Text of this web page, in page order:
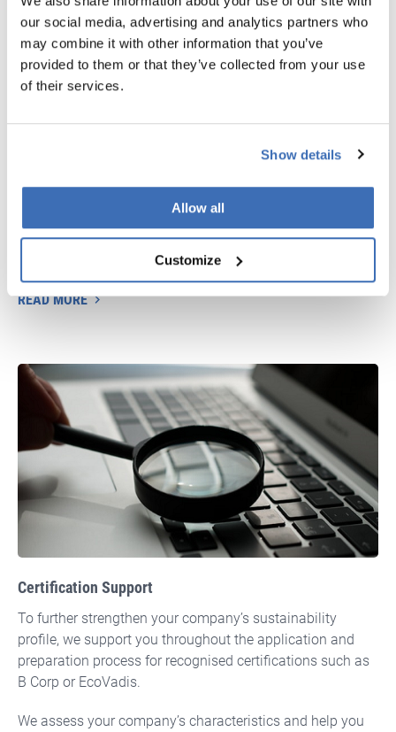
our social media, advertising and analytics partners who
may combine it with other information that you’ve
provided to them or that they’ve collected from your use
of their services.
Show details
Allow all
Customize
ESG Compliance & Strategy
structured and transparent ESG reporting, we help your
company navigate and align with today’s evolving ESG
READ MORE
Certification Support
To further strengthen your company’s sustainability
profile, we support you throughout the application and
preparation process for recognised certifications such as
B Corp or EcoVadis.
We assess your company’s characteristics and help you